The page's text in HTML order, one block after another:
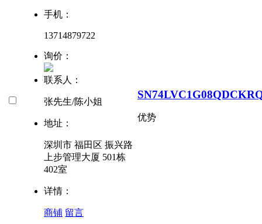
手机：
13714879722
询价：
联系人：
张先生/陈小姐
地址：
深圳市 福田区 振兴路
上步管理大厦 501栋
402室
详情：
商铺 留言
优势